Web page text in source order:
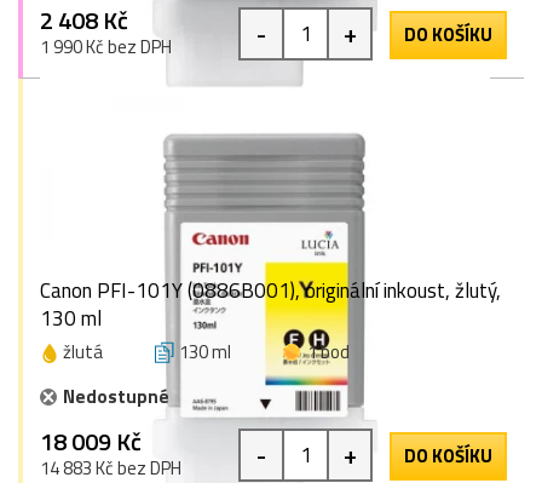
2 408 Kč
1 990 Kč bez DPH - + DO KOŠÍKU
Canon PFI-101Y (0886B001), originální inkoust, žlutý,
130 ml
žlutá 130 ml
1 bod
Nedostupné
18 009 Kč
14 883 Kč bez DPH - + DO KOŠÍKU